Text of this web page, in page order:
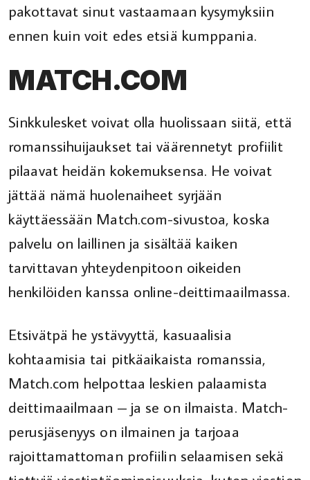
pakottavat sinut vastaamaan kysymyksiin
ennen kuin voit edes etsiä kumppania.
MATCH.COM
Sinkkulesket voivat olla huolissaan siitä, että
romanssihuijaukset tai väärennetyt profiilit
pilaavat heidän kokemuksensa. He voivat
jättää nämä huolenaiheet syrjään
käyttäessään Match.com-sivustoa, koska
palvelu on laillinen ja sisältää kaiken
tarvittavan yhteydenpitoon oikeiden
henkilöiden kanssa online-deittimaailmassa.
Etsivätpä he ystävyyttä, kasuaalisia
kohtaamisia tai pitkäaikaista romanssia,
Match.com helpottaa leskien palaamista
deittimaailmaan – ja se on ilmaista. Match-
perusjäsenyys on ilmainen ja tarjoaa
rajoittamattoman profiilin selaamisen sekä